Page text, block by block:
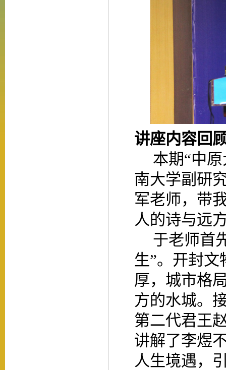
讲座内容回
本期“中
南大学副研
军老师，带
人的诗与远
于老师首
生”。开封
厚，城市格
方的水城。
第二代君王
讲解了李煜
人生境遇，